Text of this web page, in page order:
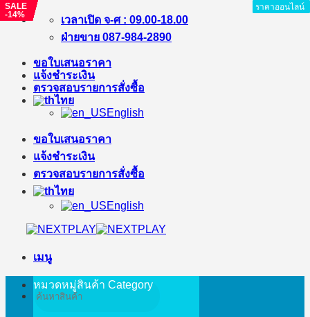
ข้าม
เนื้อหา
เวลาเปิด จ-ศ : 09.00-18.00
ฝ่ายขาย 087-984-2890
ขอใบเสนอราคา
แจ้งชำระเงิน
ตรวจสอบรายการสั่งซื้อ
ไทย
English
ขอใบเสนอราคา
แจ้งชำระเงิน
ตรวจสอบรายการสั่งซื้อ
ไทย
English
เมนู
ค้นหา:
หมวดหมู่สินค้า Category
ราคาออนไลน์
SALE
-7%
ราคาออนไลน์
SALE
-7%
ราคาออนไลน์
SALE
-17%
ราคาออนไลน์
SALE
-17%
ราคาออนไลน์
SALE
-12%
ราคาออนไลน์
SALE
-8%
ราคาออนไลน์
SALE
-5%
ราคาออนไลน์
SALE
-14%